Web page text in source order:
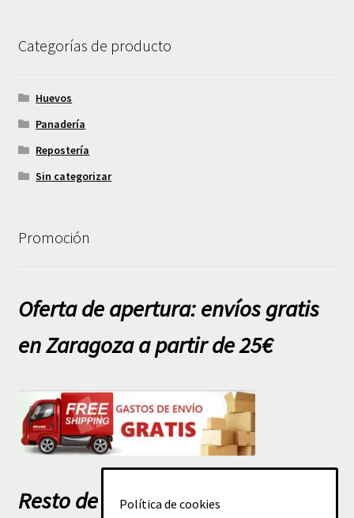
Categorías de producto
Huevos
Panadería
Repostería
Sin categorizar
Promoción
Oferta de apertura: envíos gratis
en Zaragoza a partir de 25€
Resto de España a partir de 50€
Política de cookies